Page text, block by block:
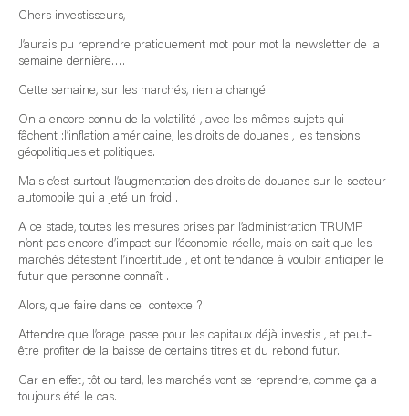
Chers investisseurs,
J’aurais pu reprendre pratiquement mot pour mot la newsletter de la
semaine dernière….
Cette semaine, sur les marchés, rien a changé.
On a encore connu de la volatilité , avec les mêmes sujets qui
fâchent :l’inflation américaine, les droits de douanes , les tensions
géopolitiques et politiques.
Mais c’est surtout l’augmentation des droits de douanes sur le secteur
automobile qui a jeté un froid .
A ce stade, toutes les mesures prises par l’administration TRUMP
n’ont pas encore d’impact sur l’économie réelle, mais on sait que les
marchés détestent l’incertitude , et ont tendance à vouloir anticiper le
futur que personne connaît .
Alors, que faire dans ce contexte ?
Attendre que l’orage passe pour les capitaux déjà investis , et peut-
être profiter de la baisse de certains titres et du rebond futur.
Car en effet, tôt ou tard, les marchés vont se reprendre, comme ça a
toujours été le cas.